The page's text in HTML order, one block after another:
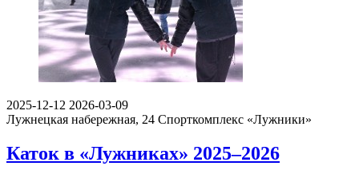
2025-12-12 2026-03-09
Лужнецкая набережная, 24 Спорткомплекс «Лужники»
Каток в «Лужниках» 2025–2026